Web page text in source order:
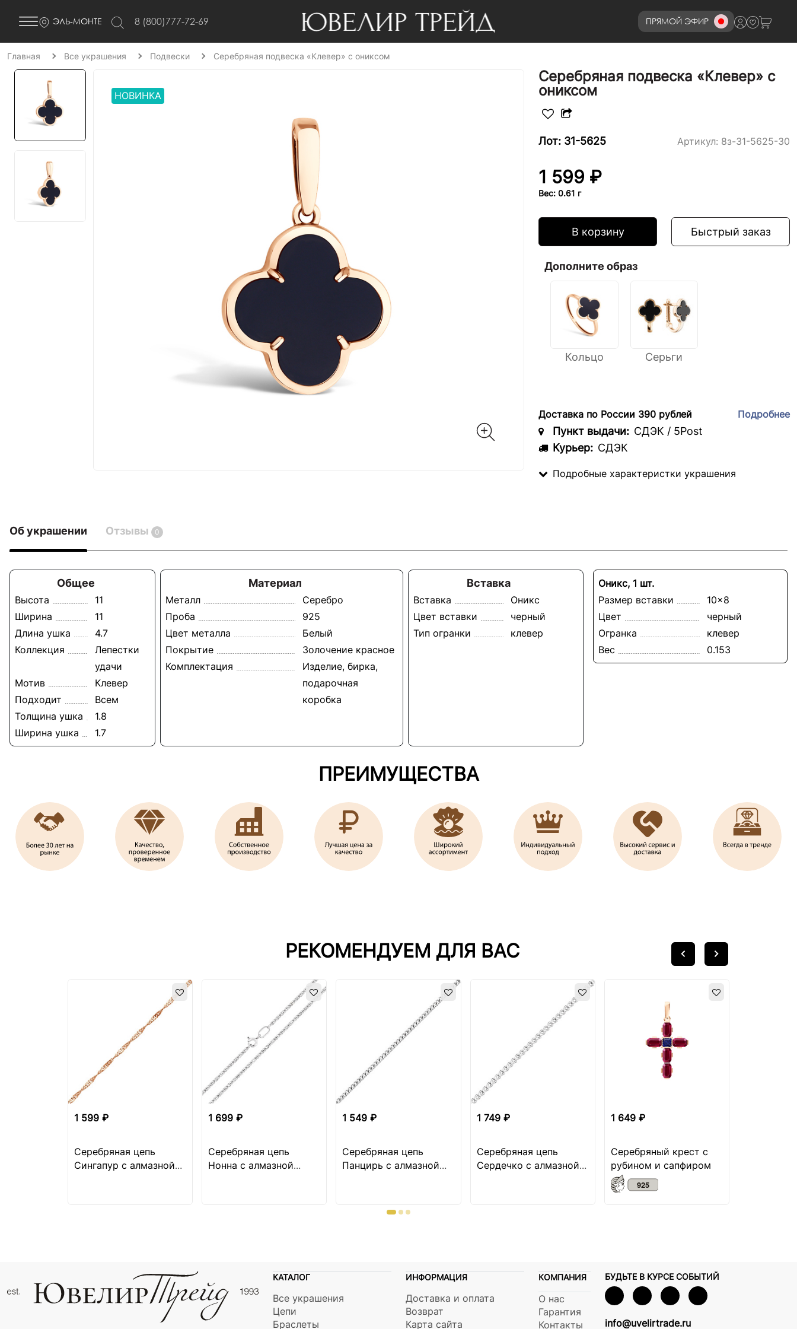
ЭЛЬ-МОНТЕ 8 (800)777-72-69 ПРЯМОЙ ЭФИР8 (800)777-72-69
Главная Все украшения Подвески Серебряная подвеска «Клевер» с ониксом
НОВИНКА
Серебряная подвеска «Клевер» с
ониксом
Лот: 31-5625 Артикул: 8з-31-5625-30
1 599 ₽
Вес: 0.61 г
В корзину Быстрый заказ
Дополните образ
Кольцо Серьги
Доставка по России 390 рублей Подробнее
Пункт выдачи: СДЭК / 5Post
Курьер: СДЭК
Подробные характеристки украшения
Об украшении Отзывы 0
Общее
Высота
11
Ширина
11
Длина ушка
4.7
Коллекция
Лепестки
удачи
Мотив
Клевер
Подходит
Всем
Толщина ушка
1.8
Ширина ушка
1.7
Материал
Металл
Серебро
Проба
925
Цвет металла
Белый
Покрытие
Золочение красное
Комплектация
Изделие, бирка,
подарочная
коробка
Вставка
Вставка
Оникс
Цвет вставки
черный
Тип огранки
клевер
Оникс, 1 шт.
Размер вставки
10x8
Цвет
черный
Огранка
клевер
Вес
0.153
ПРЕИМУЩЕСТВА
РЕКОМЕНДУЕМ ДЛЯ ВАС
1 599 ₽
Серебряная цепь
Сингапур с алмазной
1 699 ₽
Серебряная цепь
Нонна с алмазной
1 549 ₽
Серебряная цепь
Панцирь с алмазной
1 749 ₽
Серебряная цепь
Сердечко с алмазной
1 649 ₽
Серебряный крест с
рубином и сапфиром
КАТАЛОГ
Все украшения
Цепи
Браслеты
ИНФОРМАЦИЯ
Доставка и оплата
Возврат
Карта сайта
КОМПАНИЯ
О нас
Гарантия
Контакты
БУДЬТЕ В КУРСЕ СОБЫТИЙ
info@uvelirtrade.ru